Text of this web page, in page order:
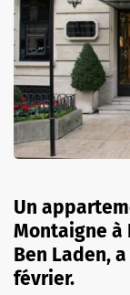
Un
Montaigne à
Ben Laden,
février.